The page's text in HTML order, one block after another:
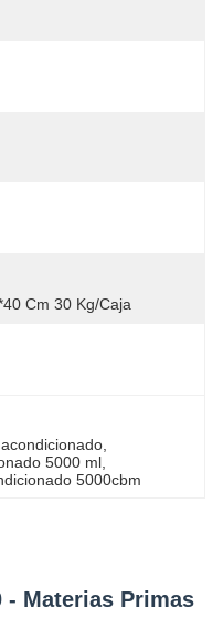
Cm 30 Kg/caja
5000 ml
5000cbm
- Materias Primas